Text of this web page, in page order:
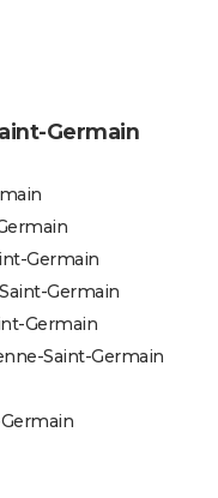
Germain
Germain
Germain
Germain
Saint-Germain